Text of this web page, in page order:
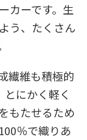
カーです。生
う、たくさん
繊維も積極的
にかく軽く
もたせるため
％で織りあ